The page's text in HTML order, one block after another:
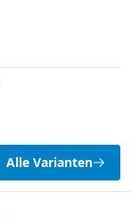
Alle Varianten